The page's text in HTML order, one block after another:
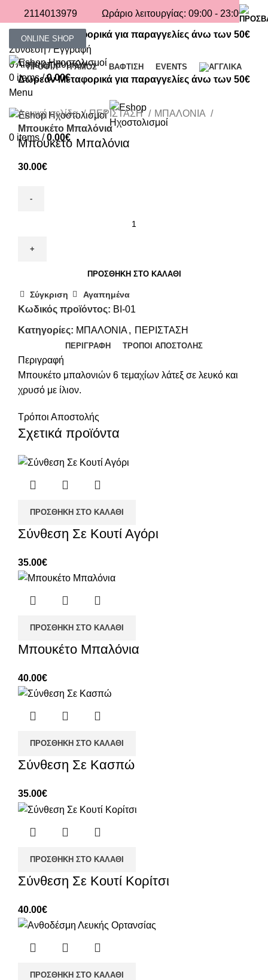
2114013979 Ωράριο λειτουργίας: 09:00 - 23:00
Δωρεάν Μεταφορικά για παραγγελίες άνω των 50€
Σύνδεση / Εγγραφή
0Λίστα επιθυμιών
Δωρεάν Μεταφορικά για παραγγελίες άνω των 50€
ONLINE SHOP
0 items / 0.00€
Menu
0 items / 0.00€
ΠΡΟΦΙΛ ΓΑΜΟΣ ΒΑΦΤΙΣΗ EVENTS
Click to enlarge
Αρχική σελίδα
ΠΕΡΙΣΤΑΣΗ
ΜΠΑΛΟΝΙΑ
Μπουκέτο Μπαλόνια
Μπουκέτο Μπαλόνια
30.00€
ΠΡΟΣΘΉΚΗ ΣΤΟ ΚΑΛΆΘΙ
Σύγκριση Αγαπημένα
Κωδικός προϊόντος: BI-01
Κατηγορίες: ΜΠΑΛΟΝΙΑ, ΠΕΡΙΣΤΑΣΗ
ΠΕΡΙΓΡΑΦΉ ΤΡΌΠΟΙ ΑΠΟΣΤΟΛΉΣ
Περιγραφή
Μπουκέτο μπαλονιών 6 τεμαχίων λάτεξ σε λευκό και
χρυσό με ίλιον.
Τρόποι Αποστολής
Σχετικά προϊόντα
ΠΡΟΣΘΉΚΗ ΣΤΟ ΚΑΛΆΘΙ
Σύνθεση Σε Κουτί Αγόρι
35.00€
ΠΡΟΣΘΉΚΗ ΣΤΟ ΚΑΛΆΘΙ
Μπουκέτο Μπαλόνια
40.00€
ΠΡΟΣΘΉΚΗ ΣΤΟ ΚΑΛΆΘΙ
Σύνθεση Σε Κασπώ
35.00€
ΠΡΟΣΘΉΚΗ ΣΤΟ ΚΑΛΆΘΙ
Σύνθεση Σε Κουτί Κορίτσι
40.00€
ΠΡΟΣΘΉΚΗ ΣΤΟ ΚΑΛΆΘΙ